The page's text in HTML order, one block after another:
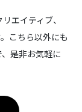
エイティブ、
こちら以外にも
是非お気軽に